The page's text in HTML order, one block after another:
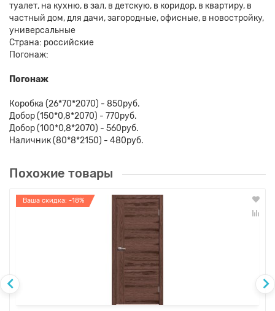
туалет, на кухню, в зал, в детскую, в коридор, в квартиру, в
частный дом, для дачи, загородные, офисные, в новостройку,
универсальные
Страна: российские
Погонаж:
Погонаж
Коробка (26*70*2070) - 850руб.
Добор (150*0,8*2070) - 770руб.
Добор (100*0,8*2070) - 560руб.
Наличник (80*8*2150) - 480руб.
Похожие товары
Ваша скидка: -18%